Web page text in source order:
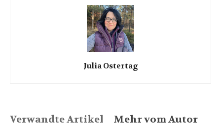
Julia Ostertag
Verwandte Artikel Mehr vom Autor